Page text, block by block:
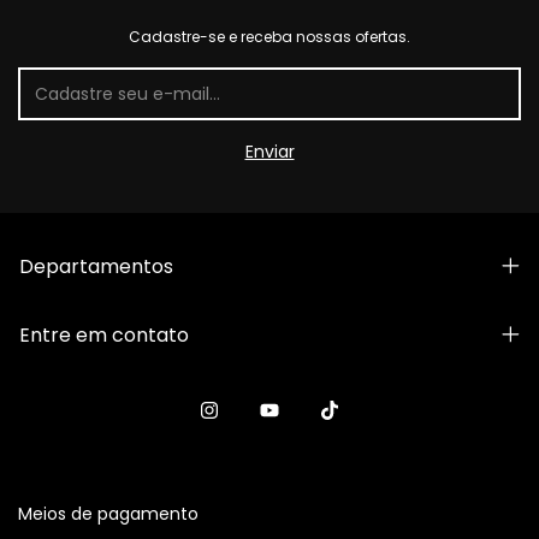
Cadastre-se e receba nossas ofertas.
Departamentos
Entre em contato
Meios de pagamento